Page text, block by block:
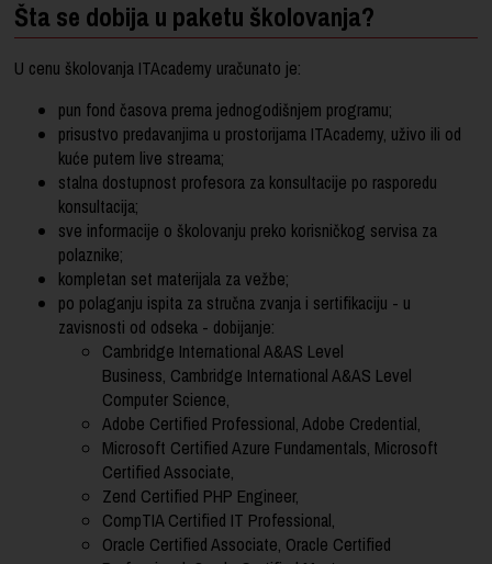
Šta se dobija u paketu školovanja?
U cenu školovanja ITAcademy uračunato je:
pun fond časova prema jednogodišnjem programu;
prisustvo predavanjima u prostorijama ITAcademy, uživo ili od
kuće putem live streama;
stalna dostupnost profesora za konsultacije po rasporedu
konsultacija;
sve informacije o školovanju preko korisničkog servisa za
polaznike;
kompletan set materijala za vežbe;
po polaganju ispita za stručna zvanja i sertifikaciju - u
zavisnosti od odseka - dobijanje:
Cambridge International A&AS Level
Business, Cambridge International A&AS Level
Computer Science,
Adobe Certified Professional, Adobe Credential,
Microsoft Certified Azure Fundamentals, Microsoft
Certified Associate,
Zend Certified PHP Engineer,
CompTIA Certified IT Professional,
Oracle Certified Associate, Oracle Certified